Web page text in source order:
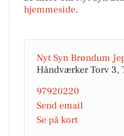
hjemmeside.
Nyt Syn Brøndum
Håndværker Torv 3,
97920220
Send email
Se på kort